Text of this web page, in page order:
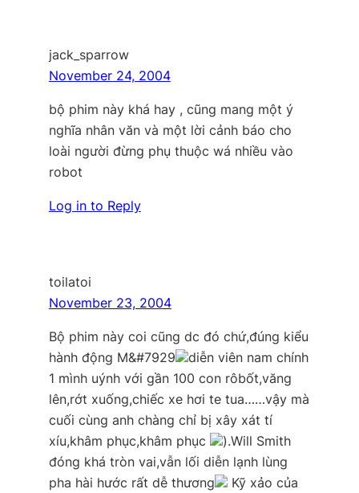
jack_sparrow
November 24, 2004
bộ phim này khá hay , cũng mang một ý
nghĩa nhân văn và một lời cảnh báo cho
loài người đừng phụ thuộc wá nhiều vào
robot
Log in to Reply
toilatoi
November 23, 2004
Bộ phim này coi cũng dc đó chứ,đúng kiểu
hành động M&#7929
diễn viên nam chính
1 mình uýnh với gần 100 con rôbốt,văng
lên,rớt xuống,chiếc xe hơi te tua……vậy mà
cuối cùng anh chàng chỉ bị xây xát tí
xíu,khâm phục,khâm phục
).Will Smith
đóng khá tròn vai,vẫn lối diễn lạnh lùng
pha hài hước rất dễ thương
Kỹ xảo của